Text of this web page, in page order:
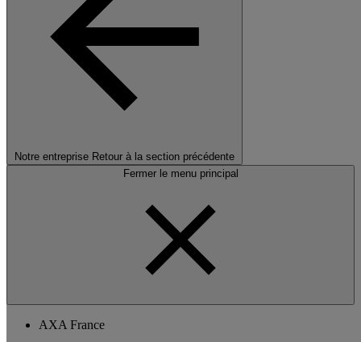
Notre entreprise Retour à la section précédente
Fermer le menu principal
AXA France